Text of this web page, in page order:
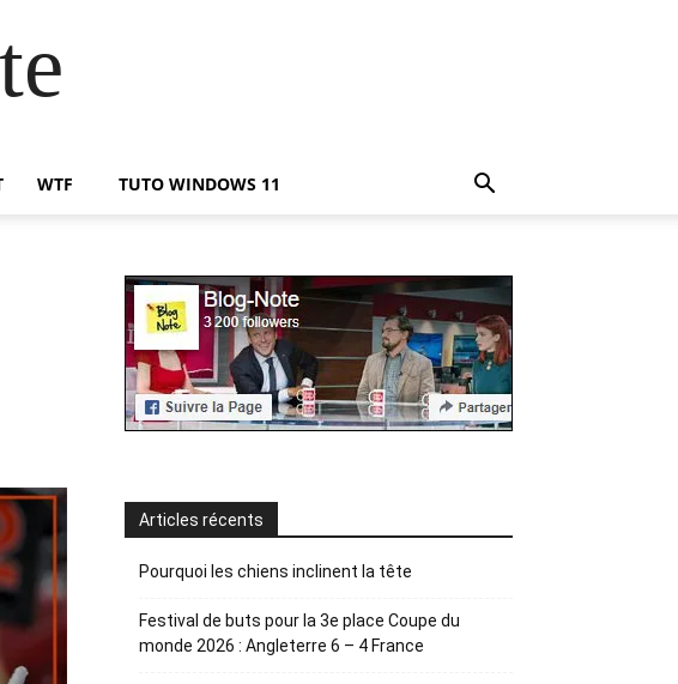
WTF TUTO WINDOWS 11
Articles récents
Pourquoi les chiens inclinent la tête
Festival de buts pour la 3e place Coupe du
monde 2026 : Angleterre 6 – 4 France